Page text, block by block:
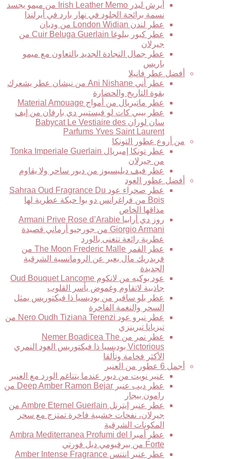
أيرش ليذر Irish Leather Memo من ميمو يجسد
نسمة برائحة الجلود في نهار بارد في أيرلندا
عطر لندن London Widian من وديان
عطر كيور بيلوغا Cuir Beluga Guerlain من
جيرلان
عطر جمال النجادة الجديد بالتعاون مع ميمو
باريس
أفضل عطر فانيلا
عطر أني Ani Nishane من نيشان عطر يشعرك
بقوة التاريخ والحضارة
عطر ماتيريال من أمواج Material Amouage
عطر بيبي كات لو فيستيير دي بارفان من إيف
سان لوران Babycat Le Vestiaire des
Parfums Yves Saint Laurent
من أروع عطور التونكا
عطر تونكا إمبريال Tonka Imperiale Guerlain
من جيرلان
عطر فيف ديليسيوز من ديور ساحر ولا يقاوم
أفضل عطور العود
عطر صحراء عود Sahraa Oud Fragrance Du
Bois من فراغرانس دو بوا حبكة عطرية لها
مذاقها الخاص
روز دي أرابيا Armani Prive Rose d’Arabie
Giorgio Armani من جورجيو أرماني قصيدة
عطرية رائعة تتغنى بالورد
عطر القمر The Moon Frederic Malle من
فريدريك مال يعبر عن الرومانسية الشرقية
الجديدة
عود بوكيه من لانكوم Oud Bouquet Lancome
جاذبية لاتقاوم وغموض يأسر القلوب
عطر بلو سافير من بوديسيا ذا فيكتوريس يمثل
السحر والنغمة الفاخرة
عطر نيرو عود Nero Oudh Tiziana Terenzi من
تيزيانا تيرينزي
عطر نمر من Nemer Boadicea The
Victorious بوديسيا ذا فيكتوريس العود النمري
الأكثر فخامة وتألقا
أجمل 6 عطور من العنبر
عنبر نويت من ديور عندما يتناغم الورد مع العنبر
عطر ديب عنبر Deep Amber Ramon Bejar من
رامون بيجار
عطر عنبر إيترنل Ambre Eternel Guerlain من
جيرلان، نفحات خشبية فاخرة تمتزج مع سحر
المكونات الشرقية
عطر أمبرا Ambra Mediterranea Profumi del
Forte من بيرفيومي ديل فورتي
عطر عنبر انتنس Amber Intense Fragrance